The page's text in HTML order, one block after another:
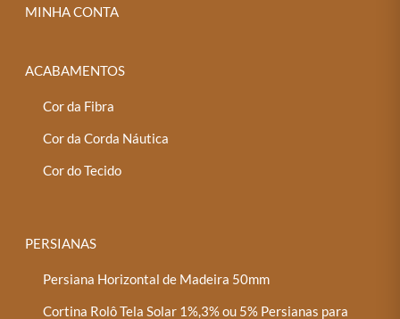
MINHA CONTA
ACABAMENTOS
Cor da Fibra
Cor da Corda Náutica
Cor do Tecido
PERSIANAS
Persiana Horizontal de Madeira 50mm
Cortina Rolô Tela Solar 1%,3% ou 5% Persianas para